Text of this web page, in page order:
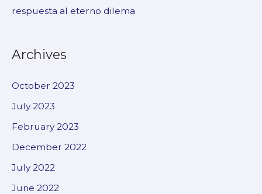
respuesta al eterno dilema
Archives
October 2023
July 2023
February 2023
December 2022
July 2022
June 2022